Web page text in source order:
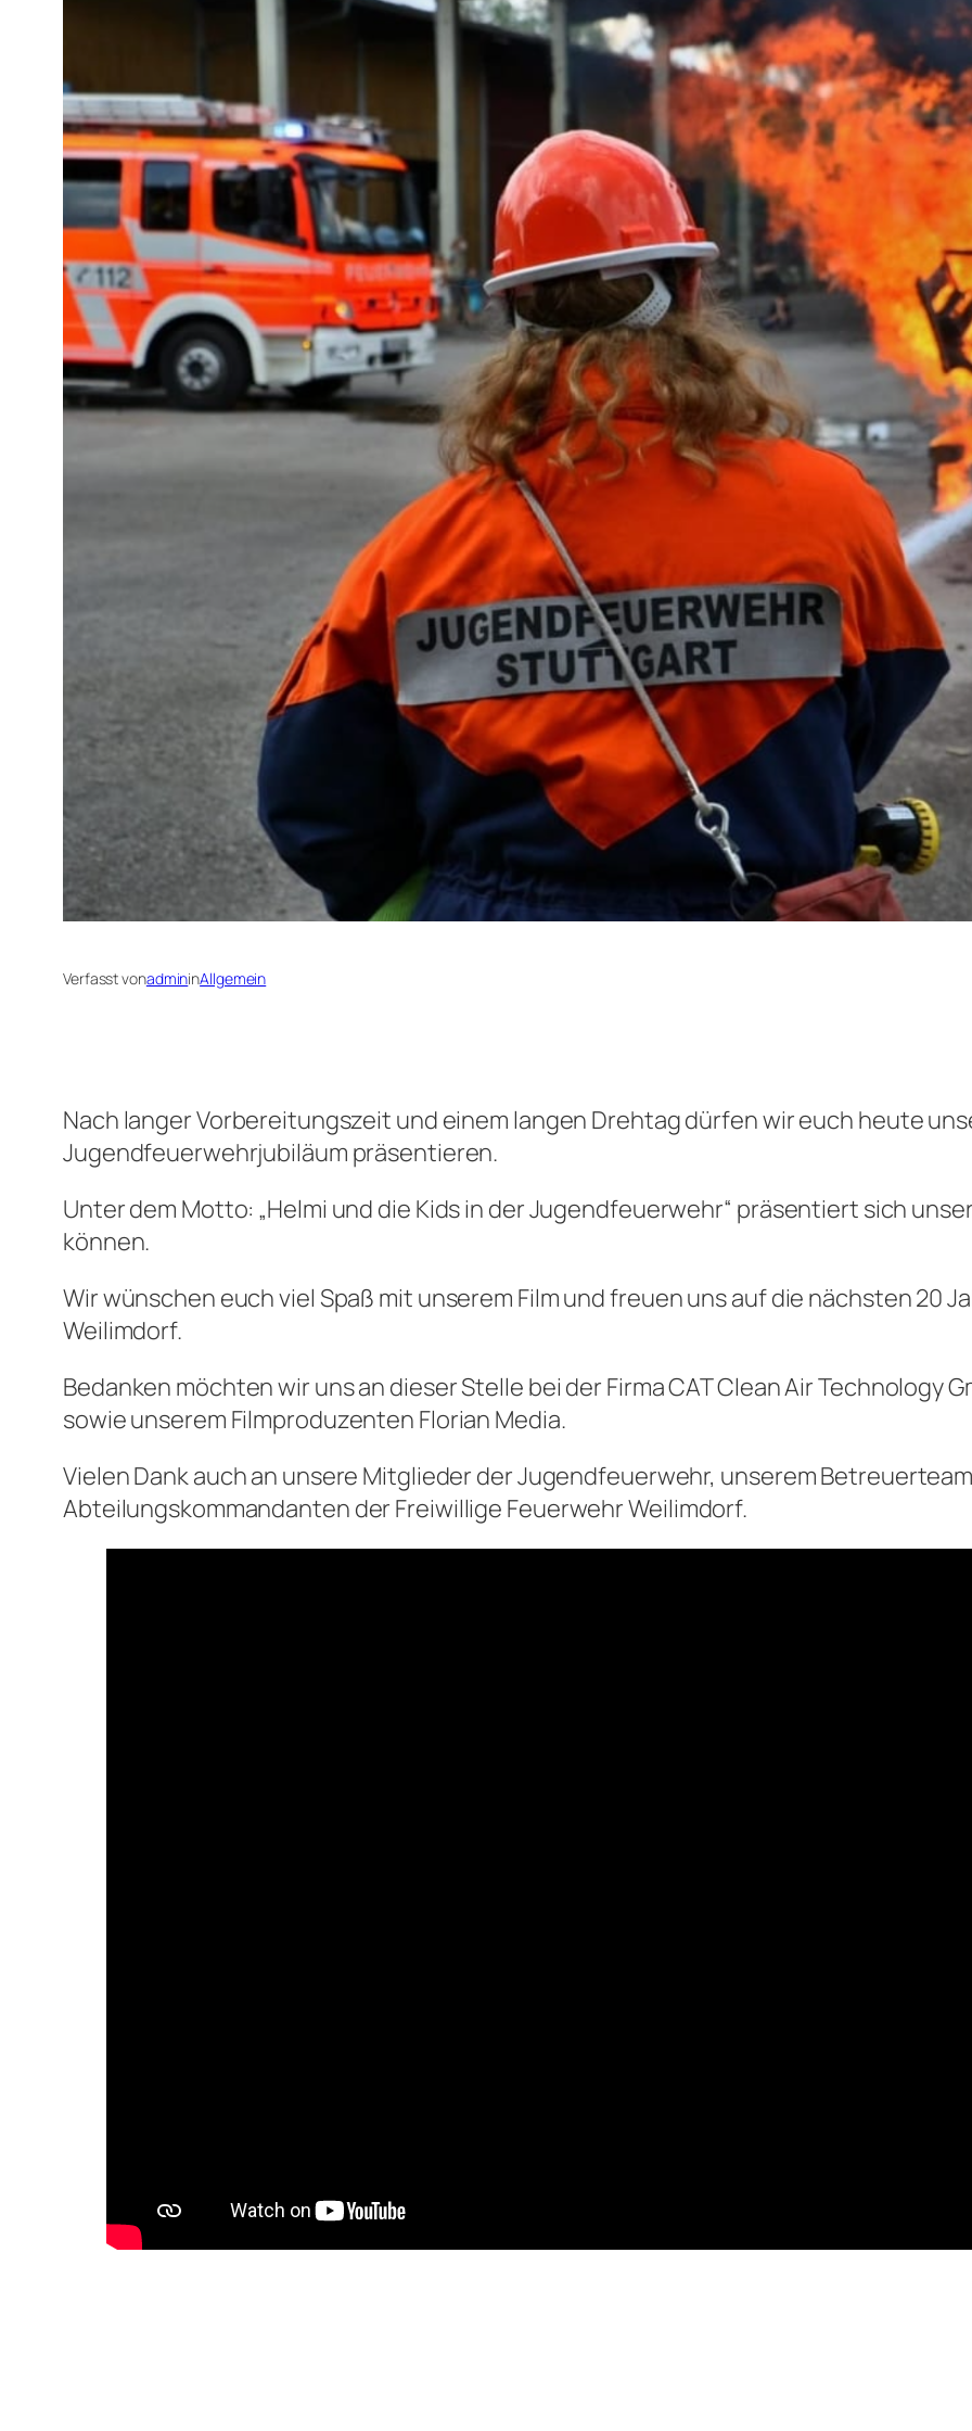
Verfasst vonadmininAllgemein
Nach langer Vorbereitungszeit und einem langen Drehtag dürfen wir euch heute
Jugendfeuerwehrjubiläum präsentieren.
Unter dem Motto: „Helmi und die Kids in der Jugendfeuerwehr“ präsentiert sich
können.
Wir wünschen euch viel Spaß mit unserem Film und freuen uns auf die nächsten 20
Weilimdorf.
Bedanken möchten wir uns an dieser Stelle bei der Firma CAT Clean Air Technology
sowie unserem Filmproduzenten Florian Media.
Vielen Dank auch an unsere Mitglieder der Jugendfeuerwehr, unserem
Abteilungskommandanten der Freiwillige Feuerwehr Weilimdorf.